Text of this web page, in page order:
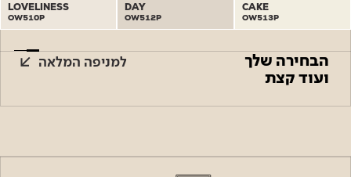
CAKE
OW513P
DAY
OW512P
LOVELINESS
OW510P
הבחירה שלך
ועוד קצת
למניפה המלאה